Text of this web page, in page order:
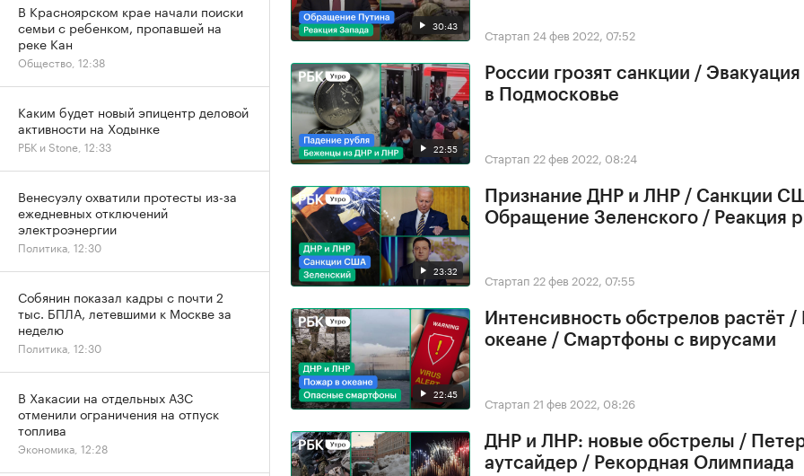
30:43 Стартап 24 фев 2022, 07:52
22:55
России грозят санкции /
в Подмосковье
Стартап 22 фев 2022, 08:24
23:32
Признание ДНР и ЛНР / Санкции
Обращение Зеленского / Реакция
Стартап 22 фев 2022, 07:55
22:45
Интенсивность обстрелов растёт
океане / Смартфоны с вирусами
Стартап 21 фев 2022, 08:26
ДНР и ЛНР: новые обстрелы /
аутсайдер / Рекордная Олимпиада
В Красноярском крае начали поиски
семьи с ребенком, пропавшей на
реке Кан
Общество, 12:38
Каким будет новый эпицентр деловой
активности на Ходынке
РБК и Stone, 12:33
Венесуэлу охватили протесты из-за
ежедневных отключений
электроэнергии
Политика, 12:30
Собянин показал кадры с почти 2
тыс. БПЛА, летевшими к Москве за
неделю
Политика, 12:30
В Хакасии на отдельных АЗС
отменили ограничения на отпуск
топлива
Экономика, 12:28